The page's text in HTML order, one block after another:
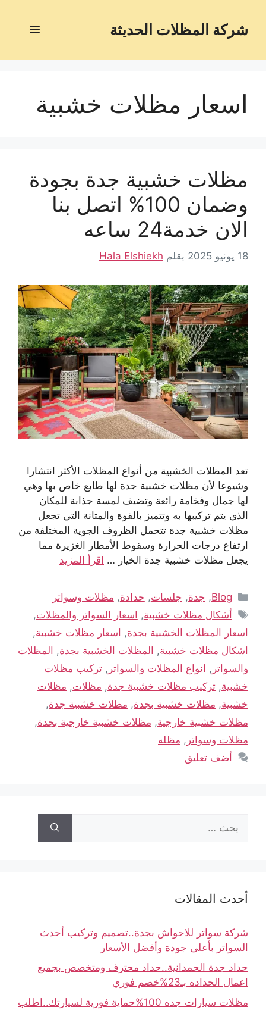
شركة المظلات الحديثة
اسعار مظلات خشبية
مظلات خشبية جدة بجودة
وضمان 100% اتصل بنا
الان خدمة24 ساعه
18 يونيو 2025 بقلم Hala Elshiekh
تعد المظلات الخشبية من أنواع المظلات الأكثر انتشارا
وشيوعا لأن مظلات خشبية جدة لها طابع خاص بها وهي
لها جمال وفخامة رائعة وتضيف لمسة جذابة للمكان
الذي يتم تركيبها به وتتميز بالقوة والمتانة التي تجعل
مظلات خشبية جدة تتحمل الظروف الجوية المختلفة من
ارتفاع درجات الحرارة وسقوط الأمطار الغزيرة مما
يجعل مظلات خشبية جدة الخيار … اقرأ المزيد
Blog
, جدة, جلسات, حدادة, مظلات وسواتر
أشكال مظلات خشبية, اسعار السواتر والمظلات,
اسعار المظلات الخشبية بجدة, اسعار مظلات خشبية,
اشكال مظلات خشبية, المظلات الخشبية بجدة, المظلات
والسواتر , انواع المظلات والسواتر , تركيب مظلات
خشبية, تركيب مظلات خشبية جدة, مظلات, مظلات
خشبية, مظلات خشبية بجدة, مظلات خشبية جدة,
مظلات خشبية خارجية, مظلات خشبية خارجية بجدة,
مظلات وسواتر , مظله
أضف تعليق
أحدث المقالات
شركة سواتر للاحواش بجدة..تصميم وتركيب أحدث
السواتر بأعلى جودة وأفضل الأسعار
حداد جدة الحمدانية..حداد محترف ومتخصص بجميع
اعمال الحداده بـ23%خصم فوري
مظلات سيارات جده 100%حماية فورية لسيارتك..اطلب